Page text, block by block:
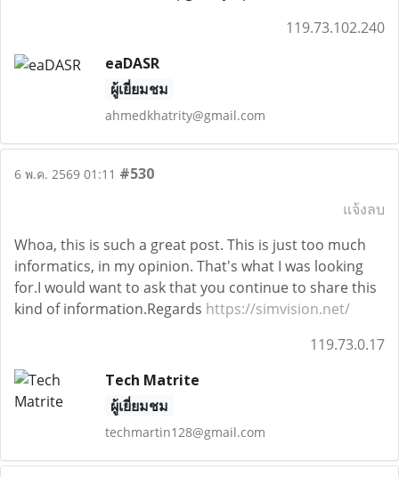
119.73.102.240
eaDASR
ผู้เยี่ยมชม
ahmedkhatrity@gmail.com
6 พ.ค. 2569 01:11 #530
แจ้งลบ
Whoa, this is such a great post. This is just too much
informatics, in my opinion. That's what I was looking
for.I would want to ask that you continue to share this
kind of information.Regards https://simvision.net/
119.73.0.17
Tech Matrite
ผู้เยี่ยมชม
techmartin128@gmail.com